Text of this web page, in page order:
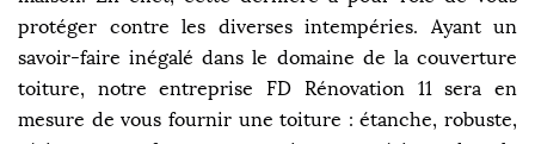
protéger contre les diverses intempéries. Ayant un
savoir-faire inégalé dans le domaine de la couverture
toiture, notre entreprise FD Rénovation 11 sera en
mesure de vous fournir une toiture : étanche, robuste,